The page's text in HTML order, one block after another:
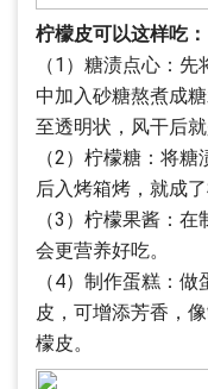
柠檬皮可以这样吃：
（1）糖渍点心：
中加入砂糖熬煮成
至透明状，风干后就
（2）柠檬糖：将
后入烤箱烤，就成了
（3）柠檬果酱：
会更营养好吃。
（4）制作蛋糕：
皮，可增添芳香，
檬皮。